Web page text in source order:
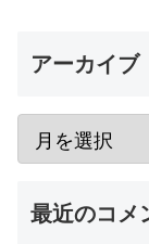
アーカイブ
最近のコメ